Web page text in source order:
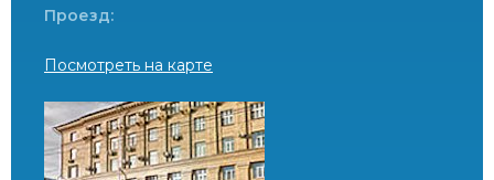
Проезд:
Посмотреть на карте